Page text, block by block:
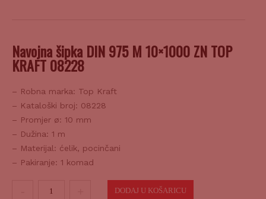
Navojna šipka DIN 975 M 10×1000 ZN TOP
KRAFT 08228
– Robna marka: Top Kraft
– Kataloški broj: 08228
– Promjer ø: 10 mm
– Dužina: 1 m
– Materijal: ćelik, pocinčani
– Pakiranje: 1 komad
Navojna
DODAJ U KOŠARICU